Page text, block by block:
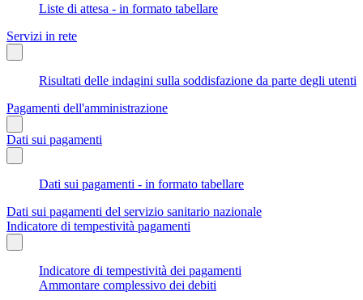
Liste di attesa - in formato tabellare
Servizi in rete
Risultati delle indagini sulla soddisfazione da parte degli utenti
Pagamenti dell'amministrazione
Dati sui pagamenti
Dati sui pagamenti - in formato tabellare
Dati sui pagamenti del servizio sanitario nazionale
Indicatore di tempestività pagamenti
Indicatore di tempestività dei pagamenti
Ammontare complessivo dei debiti